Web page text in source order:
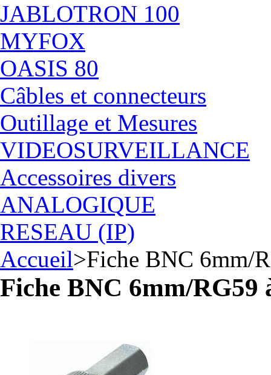
JABLOTRON 100
MYFOX
OASIS 80
Câbles et connecteurs
Outillage et Mesures
VIDEOSURVEILLANCE
Accessoires divers
ANALOGIQUE
RESEAU (IP)
Accueil>Fiche BNC 6mm/
Fiche BNC 6mm/RG59